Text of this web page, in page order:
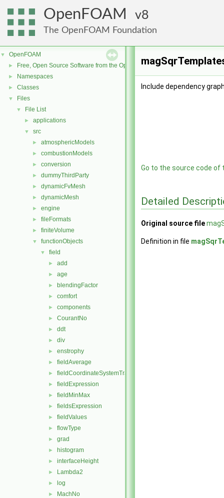
OpenFOAM 8
The OpenFOAM Foundation
▼ OpenFOAM
► Free, Open Source Software from the OpenFOAM Foundation
► Namespaces
► Classes
▼ Files
▼ File List
► applications
▼ src
► atmosphericModels
► combustionModels
► conversion
► dummyThirdParty
► dynamicFvMesh
► dynamicMesh
► engine
► fileFormats
► finiteVolume
▼ functionObjects
▼ field
► add
► age
► blendingFactor
► comfort
► components
► CourantNo
► ddt
► div
► enstrophy
► fieldAverage
► fieldCoordinateSystemTransform
► fieldExpression
► fieldMinMax
► fieldsExpression
► fieldValues
► flowType
► grad
► histogram
► interfaceHeight
► Lambda2
► log
► MachNo
Include dependency
Go to the source code of
Detailed
Original source file
Definition in file